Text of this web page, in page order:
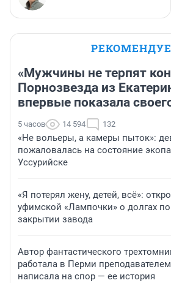
«Мужчины не терпят
Порнозвезда из
впервые показала
5 часов 14 594 132
«Не вольеры, а камеры пыток»:
пожаловалась на состояние
Уссурийске
«Я потерял жену, детей, всё»:
уфимской «Лампочки» о долгах по
закрытии завода
Автор фантастического
работала в Перми
написала на спор — ее история